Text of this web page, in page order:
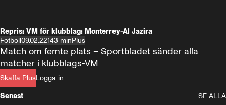
Repris: VM för klubblag: Monterrey-Al Jazira
Fotboll09.02.22143 minPlus
Skaffa PlusLogga in
Match om femte plats – Sportbladet sänder alla
matcher i klubblags-VM
Senast
SE ALLA